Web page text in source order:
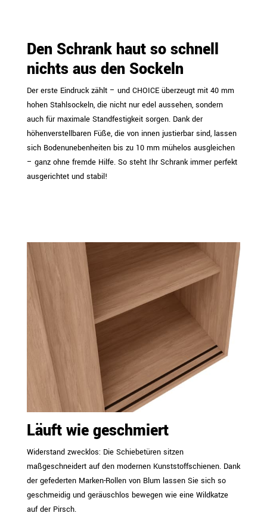
Den Schrank haut so schnell
nichts aus den Sockeln
Der erste Eindruck zählt – und CHOICE überzeugt mit 40 mm
hohen Stahlsockeln, die nicht nur edel aussehen, sondern
auch für maximale Standfestigkeit sorgen. Dank der
höhenverstellbaren Füße, die von innen justierbar sind, lassen
sich Bodenunebenheiten bis zu 10 mm mühelos ausgleichen
– ganz ohne fremde Hilfe. So steht Ihr Schrank immer perfekt
ausgerichtet und stabil!
Läuft wie geschmiert
Widerstand zwecklos: Die Schiebetüren sitzen
maßgeschneidert auf den modernen Kunststoffschienen. Dank
der gefederten Marken-Rollen von Blum lassen Sie sich so
geschmeidig und geräuschlos bewegen wie eine Wildkatze
auf der Pirsch.